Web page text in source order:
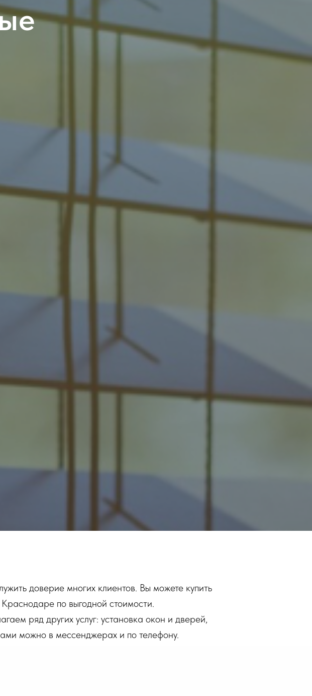
доверие многих клиентов. Вы можете купить
по выгодной стоимости.
ряд других услуг: установка окон и дверей,
можно в мессенджерах и по телефону.